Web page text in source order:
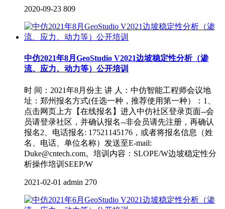
2020-09-23 809
中仿2021年8月GeoStudio V2021边坡稳定性分析（渗
流、应力、动力等）公开培训
时 间：2021年8月份主 讲 人：中仿智能工程师会议地
址：郑州报名方式(任选一种，推荐使用第一种）：1、
点击网页上方【在线报名】进入中仿社区登录页面--会
员请登录社区，并确认报名--非会员请先注册，再确认
报名2、电话报名: 17521145176，或者将报名信息（姓
名、电话、单位名称）发送至E-mail:
Duke@cntech.com。培训内容：SLOPE/W边坡稳定性分
析操作培训SEEP/W
2021-02-01 admin 270